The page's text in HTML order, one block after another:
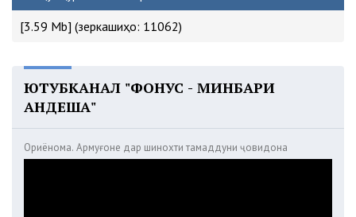
[3.59 Mb] (зеркашиҳо: 11062)
ЮТУБКАНАЛ "ФОНУС - МИНБАРИ
АНДЕША"
Ориёнома. Армуғоне дар шинохти тамаддуни ҷовидона